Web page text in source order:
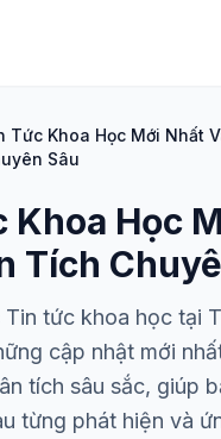
Tức Khoa Học Mới Nhất
Sâu
Khoa Học
Tích
Tin tức khoa học tại
cập nhật mới
tích sâu sắc, giúp
từng phát hiện và